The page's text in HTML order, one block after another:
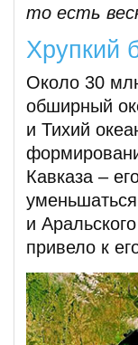
то есть
Хрупкий
Около 30
обширный
и Тихий
Кавказа –
и
привело к